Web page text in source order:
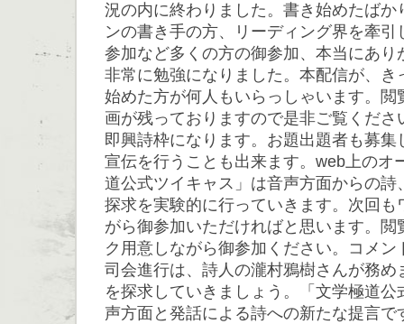
況の内に終わりました。書き始めたばか
ンの書き手の方、リーディング界を牽
参加など多くの方の御参加、本当にあり
非常に勉強になりました。本配信が、き
始めた方が何人もいらっしゃいます。閲
画が残っておりますので是非ご覧くださ
即興詩枠になります。お題出題者も募集
宣伝を行うことも出来ます。web上のオ
道公式ツイキャス」は音声方面からの詩
探求を実験的に行っていきます。次回も
がら御参加いただければと思います。閲
ク用意しながら御参加ください。コメ
司会進行は、詩人の瀧村鴉樹さんが務め
を探求していきましょう。「文学極道
声方面と発話による詩への新たな提言で